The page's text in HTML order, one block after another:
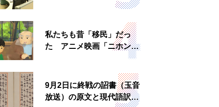
所運営、被災者への温かい
私たちも昔「移民」だっ
た アニメ映画「ニホンジ
9月2日に終戦の詔書（玉音
放送）の原文と現代語訳を